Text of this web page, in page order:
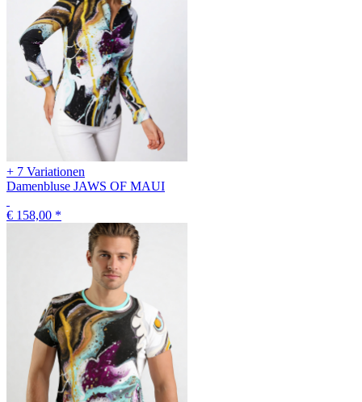
+ 7 Variationen
Damenbluse JAWS OF MAUI
€ 158,00 *